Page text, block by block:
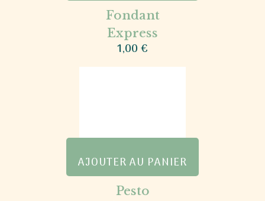
Fondant
Express
1,00 €
AJOUTER AU PANIER
Pesto